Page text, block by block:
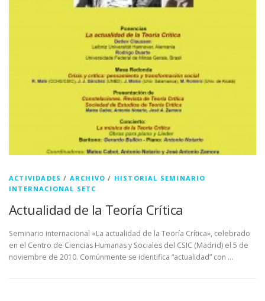
ACTIVIDADES / ARCHIVO / HISTORIAL SEMINARIO
INTERNACIONAL SETC
Actualidad de la Teoría Crítica
Seminario internacional «La actualidad de la Teoría Crítica», celebrado
en el Centro de Ciencias Humanas y Sociales del CSIC (Madrid) el 5 de
noviembre de 2010. Comúnmente se identifica “actualidad” con …